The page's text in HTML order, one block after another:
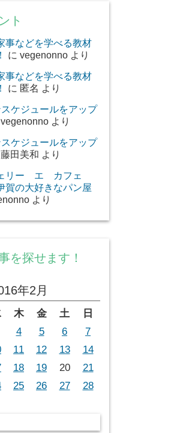
ト
事などを学べる教材
に vegenonno より
事などを学べる教材
に 匿名 より
ケジュールをアップ
vegenonno より
ケジュールをアップ
藤田美和 より
ェリー エ カフェ
の大好きなパン屋
より
を探せます！
年2月
木 金 土
日
4 5 6
7
11 12 13
14
18 19 20
21
25 26 27
28